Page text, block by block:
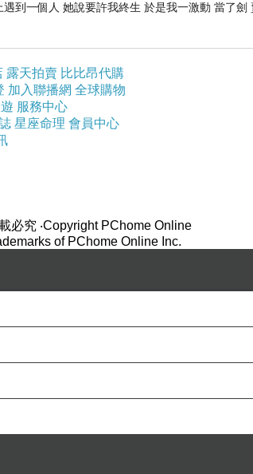
到一個人 她說要許我終生 於是我一激動 當了
露天拍賣 比比昂代購
加入聯播網 全球購物
服務中心
星座命理 會員中心
必究 ‧Copyright PChome Online
of PChome Online Inc.